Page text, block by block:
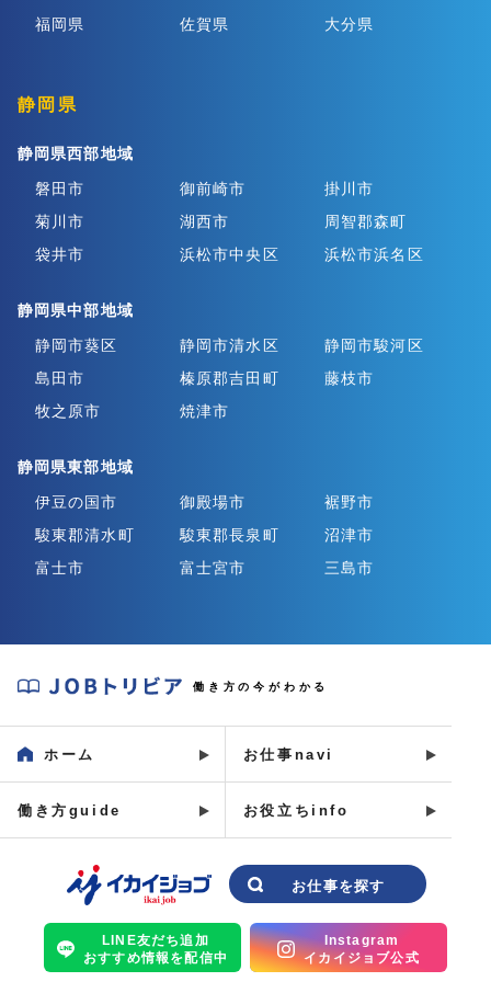
福岡県
佐賀県 大分県
静岡県
静岡県西部地域
磐田市
御前崎市
掛川市
菊川市
湖西市
周智郡森町
袋井市
浜松市中央区 浜松市浜名区
静岡県中部地域
静岡市葵区
静岡市清水区
静岡市駿河区
島田市
榛原郡吉田町
藤枝市
牧之原市
焼津市
静岡県東部地域
伊豆の国市
御殿場市
裾野市
駿東郡清水町
駿東郡長泉町
沼津市
富士市
富士宮市 三島市
J
B
リ
ビ
働き方の今がわかる
ホーム お仕事navi
働き方guide お役立ちinfo
イ
イ
ジ
お仕事を探す
LINE友だち追加
おすすめ情報を配信中
Instagram
イカイジョブ公式